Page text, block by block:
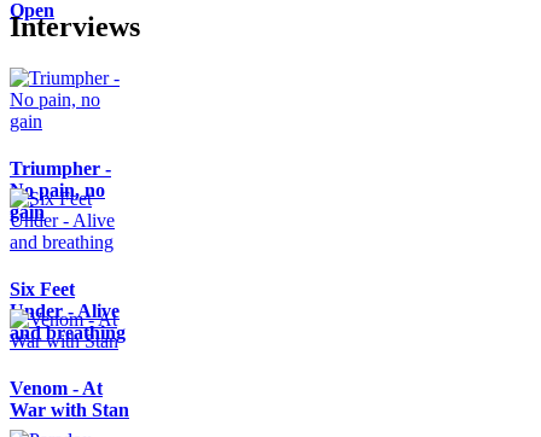
Open
Interviews
Triumpher -
No pain, no
gain
Six Feet
Under - Alive
and breathing
Venom - At
War with Stan